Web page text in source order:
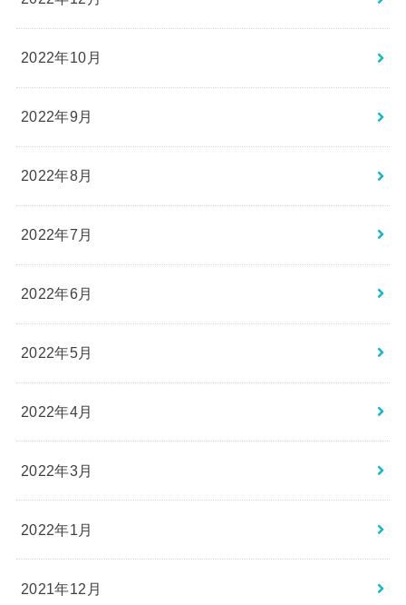
2022年10月
2022年9月
2022年8月
2022年7月
2022年6月
2022年5月
2022年4月
2022年3月
2022年1月
2021年12月